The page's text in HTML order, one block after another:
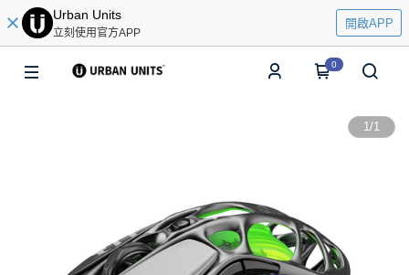
Urban Units
立刻使用官方APP
開啟APP
0
1/1